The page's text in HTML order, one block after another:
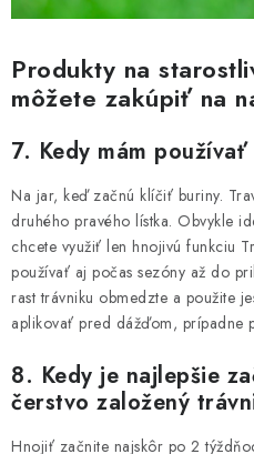
Produkty na
môžete zakúpiť na
7. Kedy mám používať
Na jar, keď začnú klíčiť buriny.
druhého pravého lístka. Obvykle
chcete využiť len hnojivú funkciu
používať aj počas sezóny až do
rast trávniku obmedzte a použite
aplikovať pred dážďom, prípadne
8. Kedy je najlepšie
čerstvo založený
Hnojiť začnite najskôr po 2